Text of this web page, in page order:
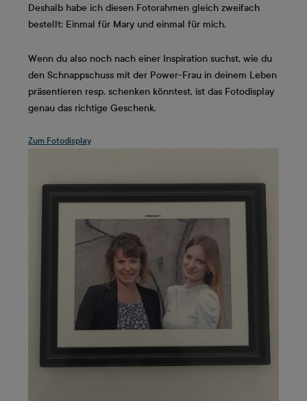
Deshalb habe ich diesen Fotorahmen gleich zweifach
bestellt: Einmal für Mary und einmal für mich.
Wenn du also noch nach einer Inspiration suchst, wie du
den Schnappschuss mit der Power-Frau in deinem Leben
präsentieren resp. schenken könntest, ist das Fotodisplay
genau das richtige Geschenk.
Zum Fotodisplay